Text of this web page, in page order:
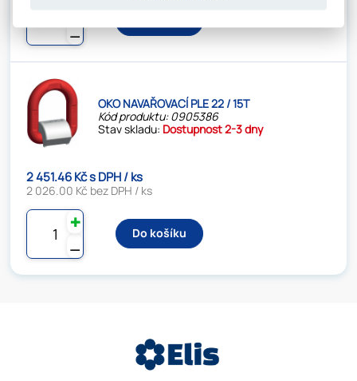
⚊
OKO NAVAŘOVACÍ PLE 22 / 15T
Kód produktu: 0905386
Stav skladu: Dostupnost 2-3 dny
2 451.46 Kč s DPH / ks
2 026.00 Kč bez DPH / ks
⚊
✚
Do košíku